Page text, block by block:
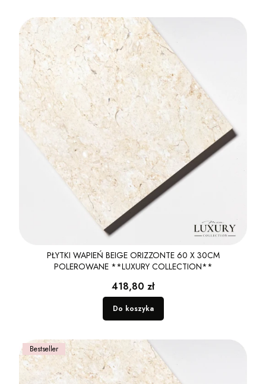
PŁYTKI WAPIEŃ BEIGE ORIZZONTE 60 X 30CM
POLEROWANE **LUXURY COLLECTION**
Cena
418,80 zł
Do koszyka
Bestseller